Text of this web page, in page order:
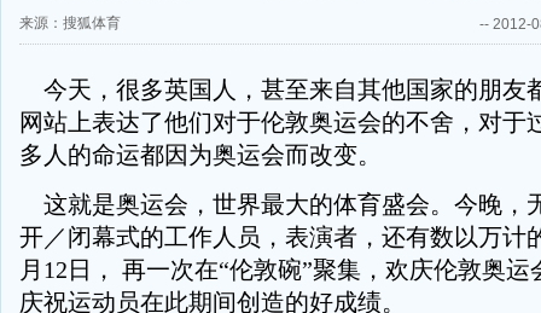
来源：搜狐体育 -- 2012-
今天，很多英国人，甚至来自其他国家的朋友
网站上表达了他们对于伦敦奥运会的不舍，对于
多人的命运都因为奥运会而改变。
这就是奥运会，世界最大的体育盛会。今晚，
开／闭幕式的工作人员，表演者，还有数以万计
月12日， 再一次在“伦敦碗”聚集，欢庆伦敦奥
庆祝运动员在此期间创造的好成绩。